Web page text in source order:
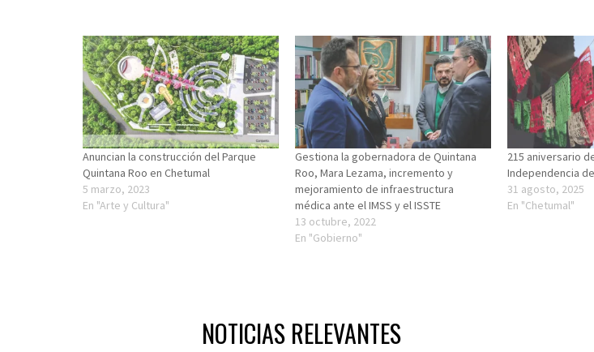
Anuncian la construcción del Parque
Quintana Roo en Chetumal
5 marzo, 2023
En "Arte y Cultura"
Gestiona la gobernadora de Quintana
Roo, Mara Lezama, incremento y
mejoramiento de infraestructura
médica ante el IMSS y el ISSTE
13 octubre, 2022
En "Gobierno"
215 aniversario
Independencia
31 agosto, 2025
En "Chetumal"
NOTICIAS RELEVANTES